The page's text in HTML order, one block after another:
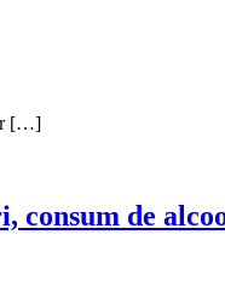
[…]
consum de